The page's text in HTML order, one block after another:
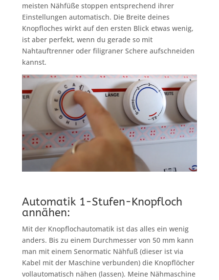
meisten Nähfüße stoppen entsprechend ihrer
Einstellungen automatisch. Die Breite deines
Knopfloches wirkt auf den ersten Blick etwas wenig,
ist aber perfekt, wenn du gerade so mit
Nahtauftrenner oder filigraner Schere aufschneiden
kannst.
Automatik 1-Stufen-Knopfloch
annähen:
Mit der Knopflochautomatik ist das alles ein wenig
anders. Bis zu einem Durchmesser von 50 mm kann
man mit einem Senormatic Nähfuß (dieser ist via
Kabel mit der Maschine verbunden) die Knopflöcher
vollautomatisch nähen (lassen). Meine Nähmaschine